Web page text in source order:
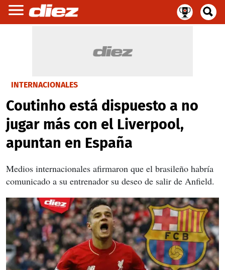
INTERNACIONALES
Coutinho está dispuesto a no
jugar más con el Liverpool,
apuntan en España
Medios internacionales afirmaron que el brasileño habría
comunicado a su entrenador su deseo de salir de Anfield.